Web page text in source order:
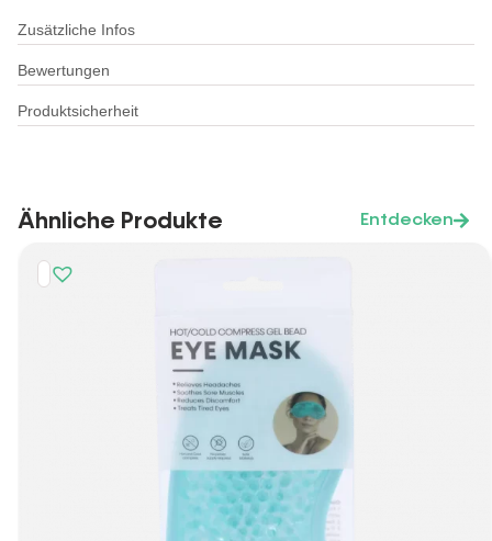
Zusätzliche Infos
Bewertungen
Produktsicherheit
Ähnliche Produkte Entdecken